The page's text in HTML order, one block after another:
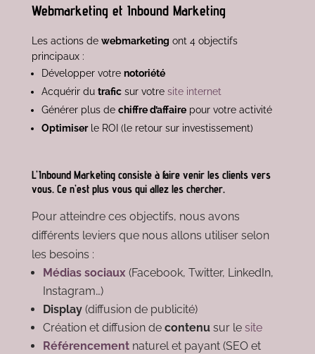
Webmarketing et Inbound Marketing
Les actions de webmarketing ont 4 objectifs
principaux :
Développer votre notoriété
Acquérir du traficsur votre site internet
Générer plus de chiffre d’affairepour votre activité
Optimiserle ROI (le retour sur investissement)
L’Inbound Marketingconsiste à faire venir les clients vers
vous. Ce n’est plus vous qui allez les chercher.
Pour atteindre ces objectifs, nous avons
différents leviers que nous allons utiliser selon
les besoins :
Médias sociaux (Facebook, Twitter, LinkedIn,
Instagram…)
Display(diffusion de publicité)
Création et diffusion decontenusur le site
Référencementnaturel et payant (SEO et